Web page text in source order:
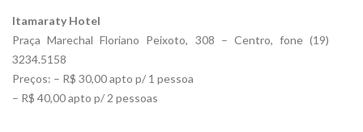
Itamaraty Hotel
Praça Marechal Floriano Peixoto, 308 – Centro, fone (19)
3234.5158
Preços: – R$ 30,00 apto p/ 1 pessoa
– R$ 40,00 apto p/ 2 pessoas